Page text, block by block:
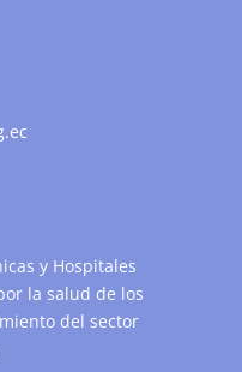
y Hospitales
la salud de los
del sector